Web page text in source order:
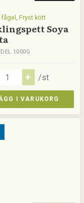
, Fryst kött
Soya
1000G
/st
I VARUKORG